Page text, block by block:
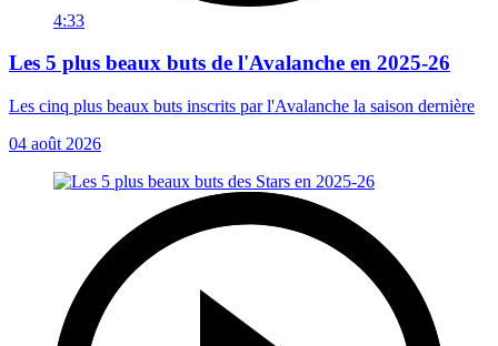
4:33
Les 5 plus beaux buts de l'Avalanche en 2025-26
Les cinq plus beaux buts inscrits par l'Avalanche la saison dernière
04 août 2026